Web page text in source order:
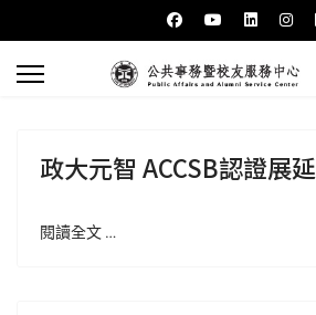
政大元智 ACCSB認證展延
閱讀全文 …